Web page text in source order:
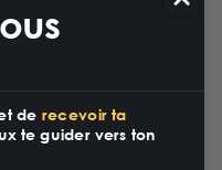
de recevoir ta
te guider vers ton